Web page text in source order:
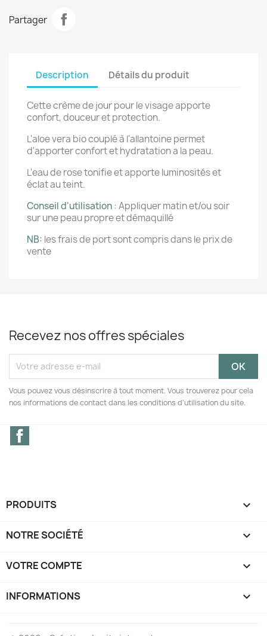
Partager
Description Détails du produit
Cette crème de jour pour le visage apporte
confort, douceur et protection.
L'aloe vera bio couplé à l'allantoine permet
d'apporter confort et hydratation a la peau.
L'eau de rose tonifie et apporte luminosités et
éclat au teint.
Conseil d'utilisation: Appliquer matin et/ou soir
sur une peau propre et démaquillé
NB: les frais de port sont compris dans le prix de
vente
Recevez nos offres spéciales
Vous pouvez vous désinscrire à tout moment. Vous trouverez pour cela
nos informations de contact dans les conditions d'utilisation du site.
PRODUITS 
NOTRE SOCIÉTÉ 
VOTRE COMPTE 
INFORMATIONS keyboard_arrow_down